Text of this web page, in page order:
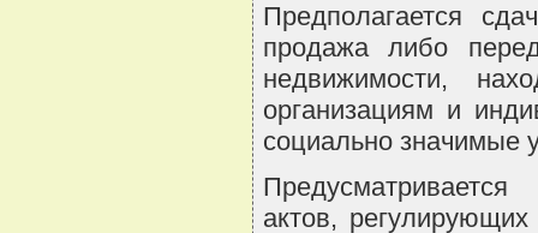
Предполагается
продажа либо
недвижимости,
организациям и
социально значимые
актов, регулирующих